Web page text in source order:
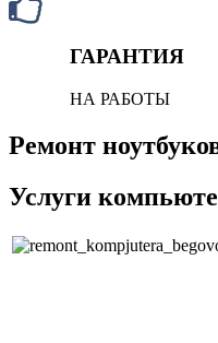
ГАРАНТИЯ
НА РАБОТЫ
Ремонт
Услуги